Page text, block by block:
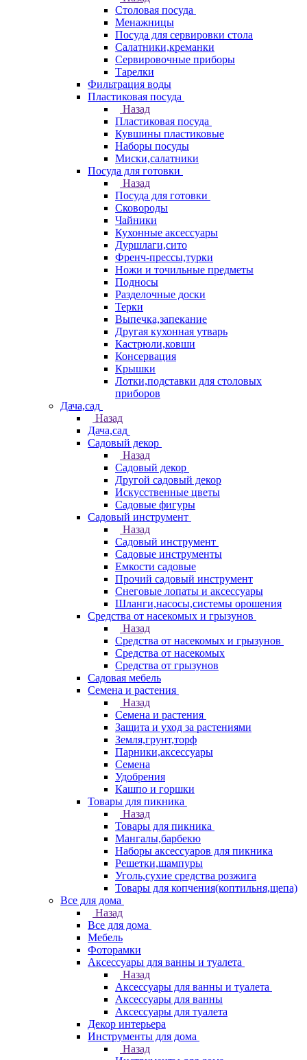
Столовая посуда
Менажницы
Посуда для сервировки стола
Салатники,креманки
Сервировочные приборы
Тарелки
Фильтрация воды
Пластиковая посуда
Назад
Пластиковая посуда
Кувшины пластиковые
Наборы посуды
Миски,салатники
Посуда для готовки
Назад
Посуда для готовки
Сковороды
Чайники
Кухонные аксессуары
Дуршлаги,сито
Френч-прессы,турки
Ножи и точильные предметы
Подносы
Разделочные доски
Терки
Выпечка,запекание
Другая кухонная утварь
Кастрюли,ковши
Консервация
Крышки
Лотки,подставки для столовых
приборов
Дача,сад
Назад
Дача,сад
Садовый декор
Назад
Садовый декор
Другой садовый декор
Искусственные цветы
Садовые фигуры
Садовый инструмент
Назад
Садовый инструмент
Садовые инструменты
Емкости садовые
Прочий садовый инструмент
Снеговые лопаты и аксессуары
Шланги,насосы,системы орошения
Средства от насекомых и грызунов
Назад
Средства от насекомых и грызунов
Средства от насекомых
Средства от грызунов
Садовая мебель
Семена и растения
Назад
Семена и растения
Защита и уход за растениями
Земля,грунт,торф
Парники,аксессуары
Семена
Удобрения
Кашпо и горшки
Товары для пикника
Назад
Товары для пикника
Мангалы,барбекю
Наборы аксессуаров для пикника
Решетки,шампуры
Уголь,сухие средства розжига
Товары для копчения(коптильня,щепа)
Все для дома
Назад
Все для дома
Мебель
Фоторамки
Аксессуары для ванны и туалета
Назад
Аксессуары для ванны и туалета
Аксессуары для ванны
Аксессуары для туалета
Декор интерьера
Инструменты для дома
Назад